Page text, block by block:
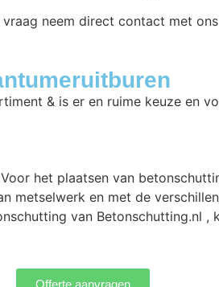
vraag neem direct contact met
& is er en ruime keuze en
het plaatsen van
metselwerk en met de
van Betonschutting.nl
Offerte aanvragen